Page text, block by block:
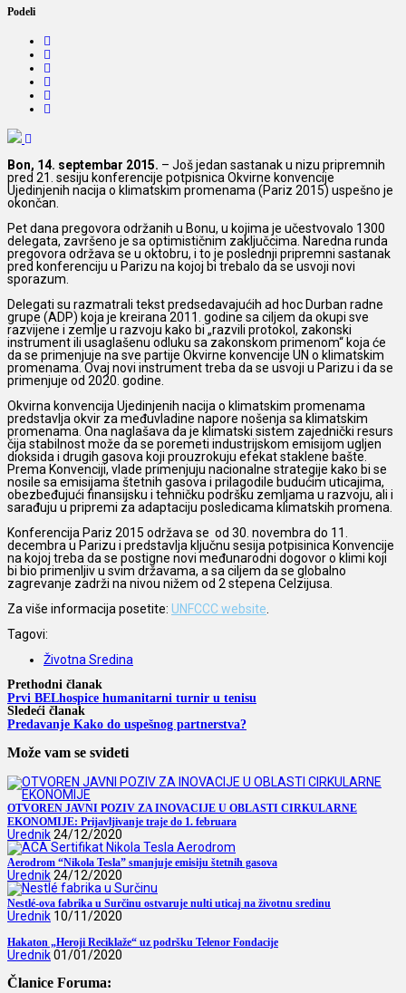
Podeli
Bon, 14. septembar 2015. – Još jedan sastanak u nizu pripremnih
pred 21. sesiju konferencije potpisnica Okvirne konvencije
Ujedinjenih nacija o klimatskim promenama (Pariz 2015) uspešno je
okončan.
Pet dana pregovora održanih u Bonu, u kojima je učestvovalo 1300
delegata, završeno je sa optimističnim zaključcima. Naredna runda
pregovora održava se u oktobru, i to je poslednji pripremni sastanak
pred konferenciju u Parizu na kojoj bi trebalo da se usvoji novi
sporazum.
Delegati su razmatrali tekst predsedavajućih ad hoc Durban radne
grupe (ADP) koja je kreirana 2011. godine sa ciljem da okupi sve
razvijene i zemlje u razvoju kako bi „razvili protokol, zakonski
instrument ili usaglašenu odluku sa zakonskom primenom“ koja će
da se primenjuje na sve partije Okvirne konvencije UN o klimatskim
promenama. Ovaj novi instrument treba da se usvoji u Parizu i da se
primenjuje od 2020. godine.
Okvirna konvencija Ujedinjenih nacija o klimatskim promenama
predstavlja okvir za međuvladine napore nošenja sa klimatskim
promenama. Ona naglašava da je klimatski sistem zajednički resurs
čija stabilnost može da se poremeti industrijskom emisijom ugljen
dioksida i drugih gasova koji prouzrokuju efekat staklene bašte.
Prema Konvenciji, vlade primenjuju nacionalne strategije kako bi se
nosile sa emisijama štetnih gasova i prilagodile budućim uticajima,
obezbeđujući finansijsku i tehničku podršku zemljama u razvoju, ali i
sarađuju u pripremi za adaptaciju posledicama klimatskih promena.
Konferencija Pariz 2015 održava se od 30. novembra do 11.
decembra u Parizu i predstavlja ključnu sesija potpisinica Konvencije
na kojoj treba da se postigne novi međunarodni dogovor o klimi koji
bi bio primenljiv u svim državama, a sa ciljem da se globalno
zagrevanje zadrži na nivou nižem od 2 stepena Celzijusa.
Za više informacija posetite: UNFCCC website
Tagovi:
Životna Sredina
Prethodni članak
Prvi BELhospice humanitarni turnir u tenisu
Sledeći članak
Predavanje Kako do uspešnog partnerstva?
Može vam se svideti
OTVOREN JAVNI POZIV ZA INOVACIJE U OBLASTI CIRKULARNE
EKONOMIJE: Prijavljivanje traje do 1. februara
Urednik24/12/2020
Aerodrom “Nikola Tesla” smanjuje emisiju štetnih gasova
Urednik24/12/2020
Nestlé-ova fabrika u Surčinu ostvaruje nulti uticaj na životnu sredinu
Urednik 10/11/2020
Hakaton „Heroji Reciklaže“ uz podršku Telenor Fondacije
Urednik01/01/2020
Članice Foruma: